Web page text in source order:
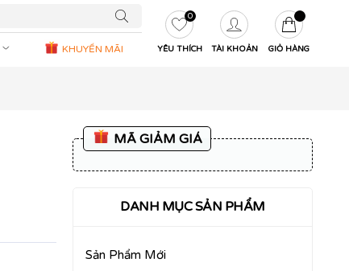
KHUYẾN MÃI YÊU THÍCH
0
TÀI KHOẢN GIỎ HÀNG
MÃ GIẢM GIÁ
DANH MỤC SẢN PHẨM
Sản Phẩm Mới